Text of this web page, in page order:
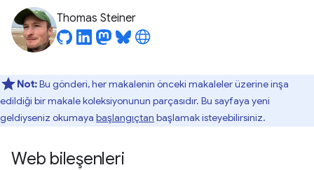
Thomas Steiner
Not:Bu gönderi, her makalenin önceki makaleler üzerine inşa
edildiği bir makale koleksiyonunun parçasıdır. Bu sayfaya yeni
geldiyseniz okumaya başlangıçtan başlamak isteyebilirsiniz.
Web bileşenleri